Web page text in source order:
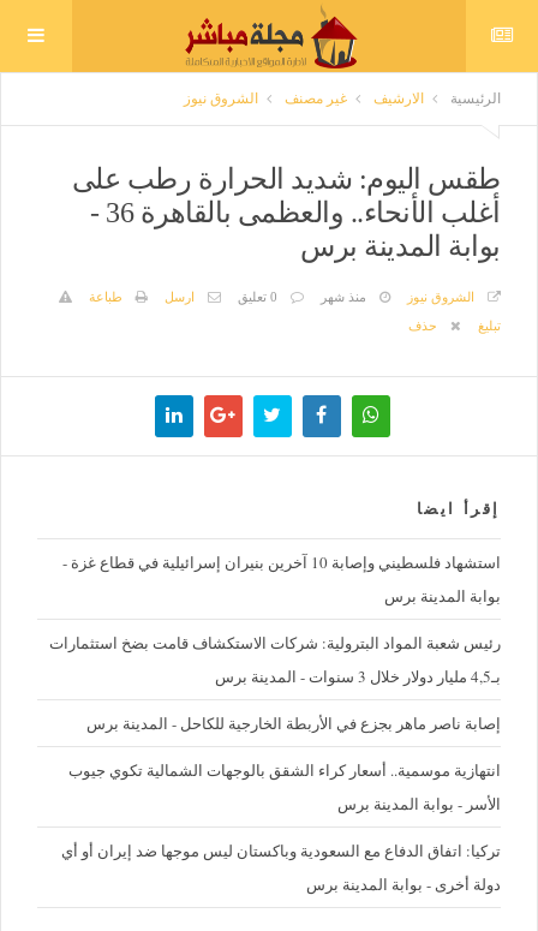
الرئيسية الارشيف غير مصنف الشروق نيوز
طقس اليوم: شديد الحرارة رطب على
أغلب الأنحاء.. والعظمى بالقاهرة 36 -
بوابة المدينة برس
الشروق نيوز منذ شهر 0 تعليق ارسل
طباعة
تبليغ
حذف
إقرأ ايضا
استشهاد فلسطيني وإصابة 10 آخرين بنيران إسرائيلية في قطاع غزة -
بوابة المدينة برس
رئيس شعبة المواد البترولية: شركات الاستكشاف قامت بضخ استثمارات
بـ4,5 مليار دولار خلال 3 سنوات - المدينة برس
إصابة ناصر ماهر بجزع في الأربطة الخارجية للكاحل - المدينة برس
‪انتهازية موسمية.. أسعار كراء الشقق بالوجهات الشمالية تكوي جيوب
الأسر - بوابة المدينة برس
تركيا: اتفاق الدفاع مع السعودية وباكستان ليس موجها ضد إيران أو أي
دولة أخرى - بوابة المدينة برس